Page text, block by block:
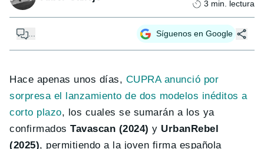
3 min. lectura
... Síguenos en Google
Hace apenas unos días, CUPRA anunció por
sorpresa el lanzamiento de dos modelos inéditos a
corto plazo, los cuales se sumarán a los ya
confirmadosTavascan (2024) y UrbanRebel
(2025), permitiendo a la joven firma española